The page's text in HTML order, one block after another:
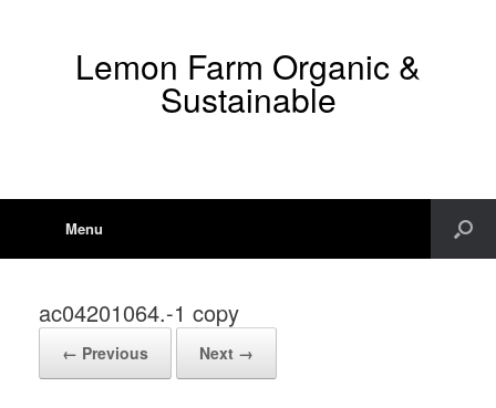
Lemon Farm Organic &
Sustainable
Menu
ac04201064.-1 copy
← Previous Next →